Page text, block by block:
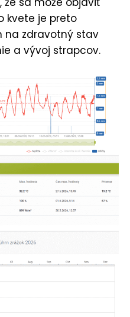
kvete je preto
na zdravotný stav
a vývoj strapcov.